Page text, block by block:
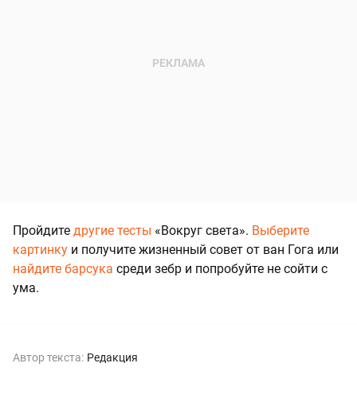
Пройдите другие тесты «Вокруг света». Выберите
картинку и получите жизненный совет от ван Гога или
найдите барсука среди зебр и попробуйте не сойти с
ума.
Автор текста: Редакция